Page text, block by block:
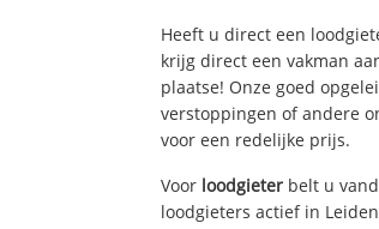
Heeft u direct een
krijg direct een vakman
plaatse! Onze goed
verstoppingen of andere
voor een redelijke prijs.
Voor loodgieter belt u
loodgieters actief in